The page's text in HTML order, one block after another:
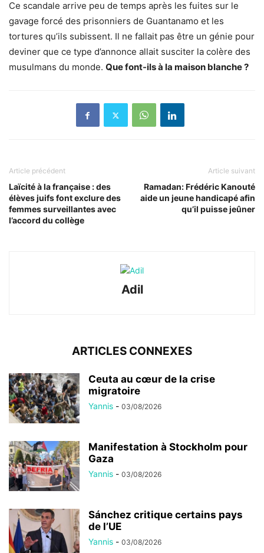
Ce scandale arrive peu de temps après les fuites sur le
gavage forcé des prisonniers de Guantanamo et les
tortures qu’ils subissent. Il ne fallait pas être un génie pour
deviner que ce type d’annonce allait susciter la colère des
musulmans du monde. Que font-ils à la maison blanche ?
Article précédent
Laïcité à la française : des
élèves juifs font exclure des
femmes surveillantes avec
l’accord du collège
Article suivant
Ramadan: Frédéric Kanouté
aide un jeune handicapé afin
qu’il puisse jeûner
Adil
ARTICLES CONNEXES
Ceuta au cœur de la crise
migratoire
Yannis - 03/08/2026
Manifestation à Stockholm pour
Gaza
Yannis - 03/08/2026
Sánchez critique certains pays
de l’UE
Yannis - 03/08/2026